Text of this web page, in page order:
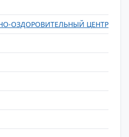
ОЗДОРОВИТЕЛЬНЫЙ ЦЕНТР